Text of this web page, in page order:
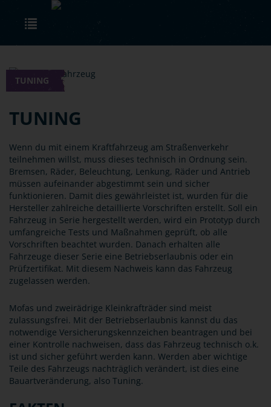
Skip to main content
TUNING
TUNING
Wenn du mit einem Kraftfahrzeug am Straßenverkehr
teilnehmen willst, muss dieses technisch in Ordnung sein.
Bremsen, Räder, Beleuchtung, Lenkung, Räder und Antrieb
müssen aufeinander abgestimmt sein und sicher
funktionieren. Damit dies gewährleistet ist, wurden für die
Hersteller zahlreiche detaillierte Vorschriften erstellt. Soll ein
Fahrzeug in Serie hergestellt werden, wird ein Prototyp durch
umfangreiche Tests und Maßnahmen geprüft, ob alle
Vorschriften beachtet wurden. Danach erhalten alle
Fahrzeuge dieser Serie eine Betriebserlaubnis oder ein
Prüfzertifikat. Mit diesem Nachweis kann das Fahrzeug
zugelassen werden.
Mofas und zweirädrige Kleinkrafträder sind meist
zulassungsfrei. Mit der Betriebserlaubnis kannst du das
notwendige Versicherungskennzeichen beantragen und bei
einer Kontrolle nachweisen, dass das Fahrzeug technisch o.k.
ist und sicher geführt werden kann. Werden aber wichtige
Teile des Fahrzeugs nachträglich verändert, ist dies eine
Bauartveränderung, also Tuning.